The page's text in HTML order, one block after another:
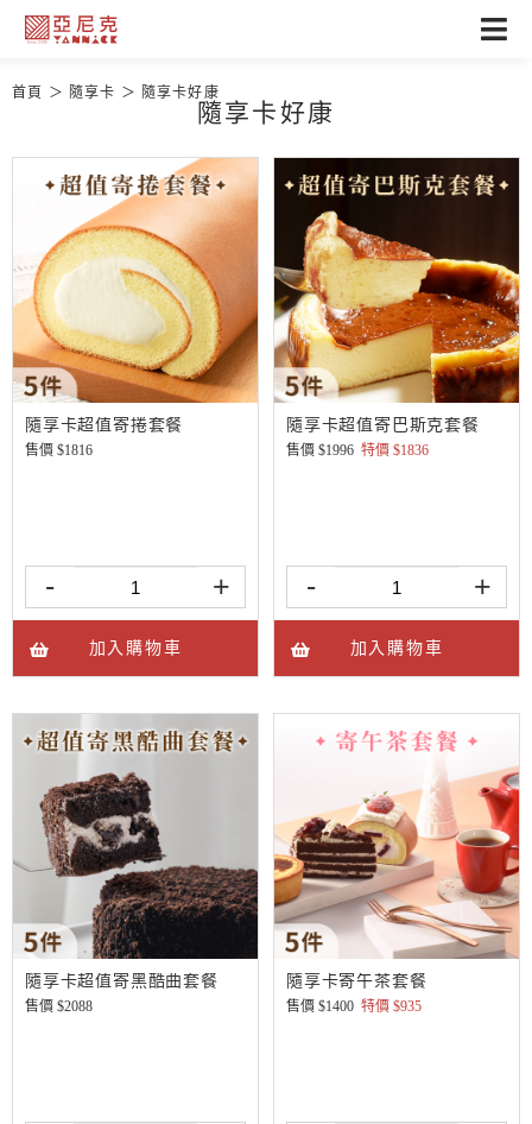
首頁 隨享卡 隨享卡好康
隨享卡好康
隨享卡超值寄捲套餐
售價 $1816
- +
加入購物車
隨享卡超值寄巴斯克套餐
售價 $1996 特價 $1836
- +
加入購物車
隨享卡超值寄黑酷曲套餐
售價 $2088
隨享卡寄午茶套餐
售價 $1400 特價 $935